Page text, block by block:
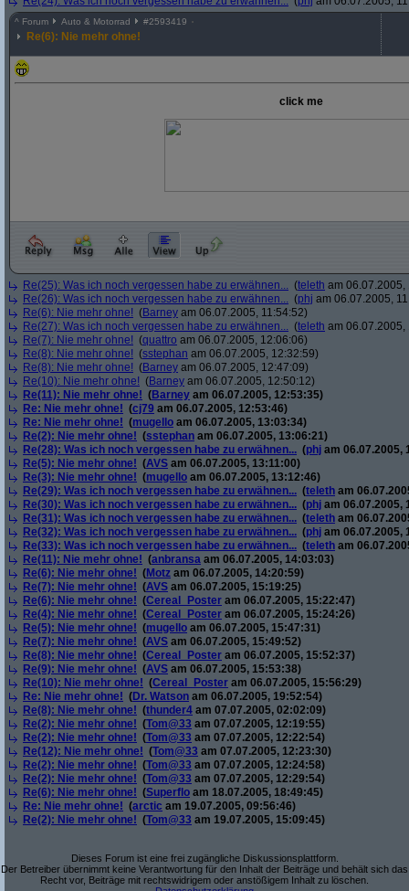
^ Forum Auto & Motorrad #2593419
Re(6): Nie mehr ohne!
click me
Re(25): Was ich noch vergessen habe zu erwähnen... (teleth am 06.07.2005,
Re(26): Was ich noch vergessen habe zu erwähnen... (phj am 06.07.2005,
Re(6): Nie mehr ohne! (Barney am 06.07.2005, 11:54:52)
Re(27): Was ich noch vergessen habe zu erwähnen... (teleth am 06.07.2005,
Re(7): Nie mehr ohne! (quattro am 06.07.2005, 12:06:06)
Re(8): Nie mehr ohne! (sstephan am 06.07.2005, 12:32:59)
Re(8): Nie mehr ohne! (Barney am 06.07.2005, 12:47:09)
Re(10): Nie mehr ohne! (Barney am 06.07.2005, 12:50:12)
Re(11): Nie mehr ohne! (Barney am 06.07.2005, 12:53:35)
Re: Nie mehr ohne! (cj79 am 06.07.2005, 12:53:46)
Re: Nie mehr ohne! (mugello am 06.07.2005, 13:03:34)
Re(2): Nie mehr ohne! (sstephan am 06.07.2005, 13:06:21)
Re(28): Was ich noch vergessen habe zu erwähnen... (phj am 06.07.2005,
Re(5): Nie mehr ohne! (AVS am 06.07.2005, 13:11:00)
Re(3): Nie mehr ohne! (mugello am 06.07.2005, 13:12:46)
Re(29): Was ich noch vergessen habe zu erwähnen... (teleth am
Re(30): Was ich noch vergessen habe zu erwähnen... (phj am 06.07.2005,
Re(31): Was ich noch vergessen habe zu erwähnen... (teleth am
Re(32): Was ich noch vergessen habe zu erwähnen... (phj am 06.07.2005,
Re(33): Was ich noch vergessen habe zu erwähnen... (teleth am
Re(11): Nie mehr ohne! (anbransa am 06.07.2005, 14:03:03)
Re(6): Nie mehr ohne! (Motz am 06.07.2005, 14:20:59)
Re(7): Nie mehr ohne! (AVS am 06.07.2005, 15:19:25)
Re(6): Nie mehr ohne! (Cereal_Poster am 06.07.2005, 15:22:47)
Re(4): Nie mehr ohne! (Cereal_Poster am 06.07.2005, 15:24:26)
Re(5): Nie mehr ohne! (mugello am 06.07.2005, 15:47:31)
Re(7): Nie mehr ohne! (AVS am 06.07.2005, 15:49:52)
Re(8): Nie mehr ohne! (Cereal_Poster am 06.07.2005, 15:52:37)
Re(9): Nie mehr ohne! (AVS am 06.07.2005, 15:53:38)
Re(10): Nie mehr ohne! (Cereal_Poster am 06.07.2005, 15:56:29)
Re: Nie mehr ohne! (Dr. Watson am 06.07.2005, 19:52:54)
Re(8): Nie mehr ohne! (thunder4 am 07.07.2005, 02:02:09)
Re(2): Nie mehr ohne! (Tom@33 am 07.07.2005, 12:19:55)
Re(2): Nie mehr ohne! (Tom@33 am 07.07.2005, 12:22:54)
Re(12): Nie mehr ohne! (Tom@33 am 07.07.2005, 12:23:30)
Re(2): Nie mehr ohne! (Tom@33 am 07.07.2005, 12:24:58)
Re(2): Nie mehr ohne! (Tom@33 am 07.07.2005, 12:29:54)
Re(6): Nie mehr ohne! (Superflo am 18.07.2005, 18:49:45)
Re: Nie mehr ohne! (arctic am 19.07.2005, 09:56:46)
Re(2): Nie mehr ohne! (Tom@33 am 19.07.2005, 15:09:45)
Dieses Forum ist eine frei zugängliche Diskussionsplattform.
Der Betreiber übernimmt keine Verantwortung für den Inhalt der Beiträge und behält sich das
Recht vor, Beiträge mit rechtswidrigem oder anstößigem Inhalt zu löschen.